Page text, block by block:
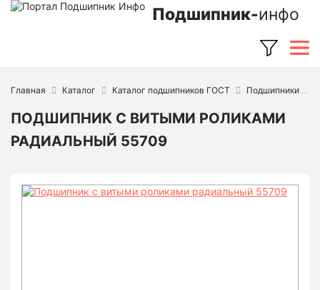
Подшипник-инфо
Главная Каталог Каталог подшипников ГОСТ Подшипники роликовые с витыми роликами
ПОДШИПНИК С ВИТЫМИ РОЛИКАМИ
РАДИАЛЬНЫЙ 55709